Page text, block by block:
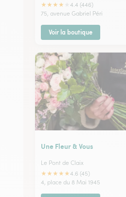
★★★★
4.4 (446)
75, avenue Gabriel Péri
Voir la boutique
Une Fleur & Vous
Le Pont de Claix
★★★★★4.6 (45)
4, place du 8 Mai 1945